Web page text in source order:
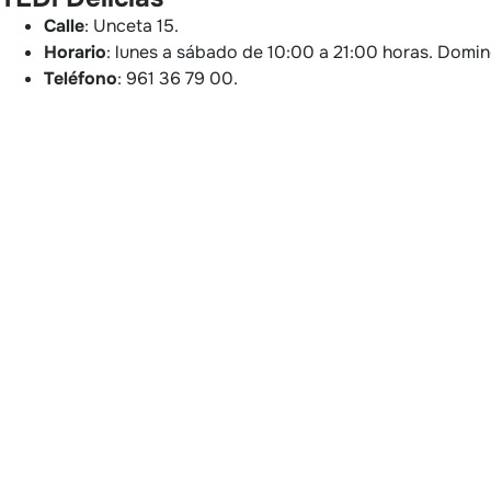
Calle: Unceta 15.
Horario: lunes a sábado de 10:00 a 21:00 horas.
Teléfono: 961 36 79 00.